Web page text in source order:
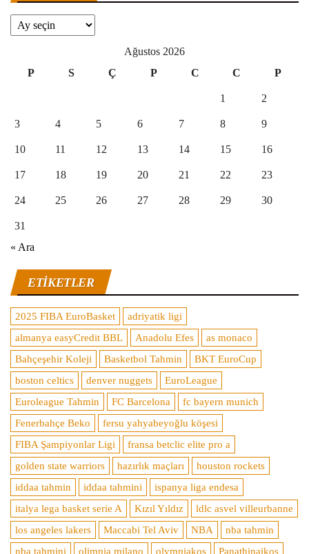
Arşivler
Ağustos 2026
P
S Ç P C C P
1 2
3 4 5 6 7 8 9
10 11 12 13 14 15 16
17 18 19 20 21 22 23
24 25 26 27 28 29 30
31
« Ara
ETIKETLER
2025 FIBA EuroBasket
adriyatik ligi
almanya easyCredit BBL
Anadolu Efes
as monaco
Bahçeşehir Koleji
Basketbol Tahmin
BKT EuroCup
boston celtics
denver nuggets
EuroLeague
Euroleague Tahmin
FC Barcelona
fc bayern munich
Fenerbahçe Beko
fersu yahyabeyoğlu köşesi
FIBA Şampiyonlar Ligi
fransa betclic elite pro a
golden state warriors
hazırlık maçları
houston rockets
iddaa tahmin
iddaa tahmini
ispanya liga endesa
italya lega basket serie A
Kızıl Yıldız
ldlc asvel villeurbanne
los angeles lakers
Maccabi Tel Aviv NBA
nba tahmin
nba tahmini
olimpia milano olympiakos
Panathinaikos